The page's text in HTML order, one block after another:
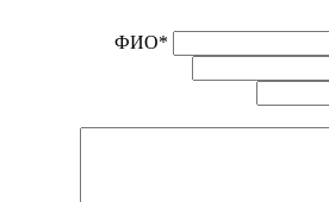
ФИО*